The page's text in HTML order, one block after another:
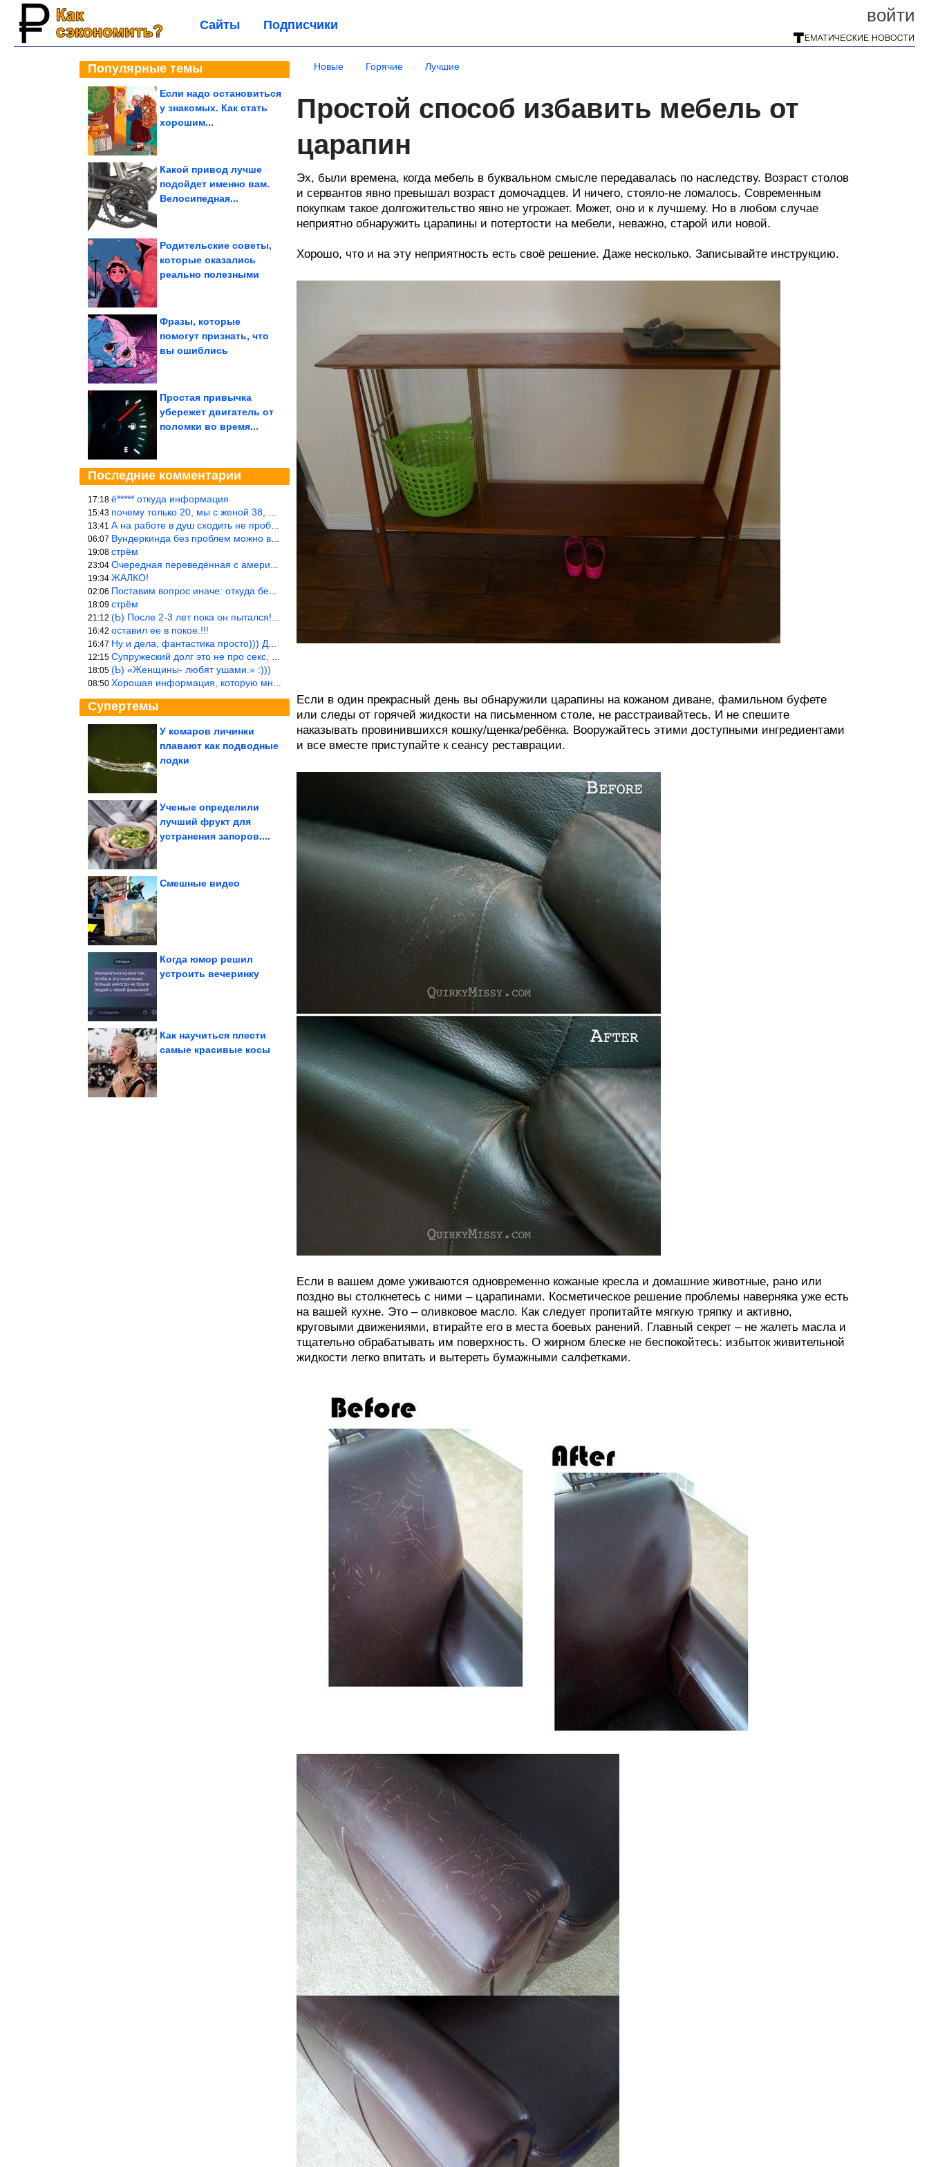
войти
Сайты Подписчики
Популярные темы
Если надо остановиться
у знакомых. Как стать
хорошим...
Какой привод лучше
подойдет именно вам.
Велосипедная...
Родительские советы,
которые оказались
реально полезными
Фразы, которые
помогут признать, что
вы ошиблись
Простая привычка
убережет двигатель от
поломки во время...
Последние комментарии
17:18 ё***** откуда информация
15:43 почему только 20, мы с женой 38, называется ртутной свадьбой, гр
13:41 А на работе в душ сходить не пробовали?
06:07 Вундеркинда без проблем можно вырастить всего-то с максимально р
19:08 стрём
23:04 Очередная переведённая с американского статья. Не работает эта ф
19:34 ЖАЛКО!
02:06 Поставим вопрос иначе: откуда берётся столь зловредный феминизм?
18:09 стрём
21:12 (Ь) После 2-3 лет пока он пытался! :))) Учитывая, что кошки 10-1
16:42 оставил ее в покое.!!!
16:47 Ну и дела, фантастика просто))) Даже и добавить то нечего…
12:15 Супружеский долг это не про секс, это про Жизнь на Земле. Супруж
18:05 (Ь) «Женщины- любят ушами.» :)))
08:50 Хорошая информация, которую многим стоило бы взять на вооружение
Супертемы
Ключевой фактор.
самый главный секрет...
У комаров личинки
плавают как подводные
лодки
Ученые определили
лучший фрукт для
устранения запоров....
Смешные видео
Когда юмор решил
устроить вечеринку
Улыбка загружается...
Как научиться плести
самые красивые косы
Новые Горячие Лучшие
Простой способ избавить мебель от
царапин
Эх, были времена, когда мебель в буквальном смысле передавалась по наследству. Возраст столов
и сервантов явно превышал возраст домочадцев. И ничего, стояло-не ломалось. Современным
покупкам такое долгожительство явно не угрожает. Может, оно и к лучшему. Но в любом случае
неприятно обнаружить царапины и потертости на мебели, неважно, старой или новой.
Хорошо, что и на эту неприятность есть своё решение. Даже несколько. Записывайте инструкцию.
Если в один прекрасный день вы обнаружили царапины на кожаном диване, фамильном буфете
или следы от горячей жидкости на письменном столе, не расстраивайтесь. И не спешите
наказывать провинившихся кошку/щенка/ребёнка. Вооружайтесь этими доступными ингредиентами
и все вместе приступайте к сеансу реставрации.
Если в вашем доме уживаются одновременно кожаные кресла и домашние животные, рано или
поздно вы столкнетесь с ними – царапинами. Косметическое решение проблемы наверняка уже есть
на вашей кухне. Это – оливковое масло. Как следует пропитайте мягкую тряпку и активно,
круговыми движениями, втирайте его в места боевых ранений. Главный секрет – не жалеть масла и
тщательно обрабатывать им поверхность. О жирном блеске не беспокойтесь: избыток живительной
жидкости легко впитать и вытереть бумажными салфетками.